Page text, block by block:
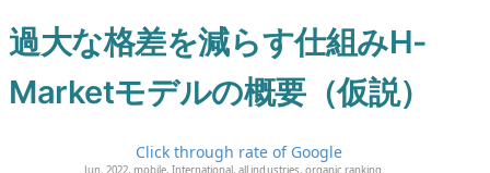
過大な格差を減らす仕組みH-
Marketモデルの概要（仮説）